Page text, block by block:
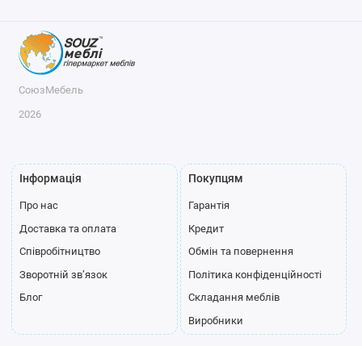
СоюзМебель
2026
Інформація
Про нас
Доставка та оплата
Співробітництво
Зворотній зв’язок
Блог
Покупцям
Гарантія
Кредит
Обмін та повернення
Політика конфіденційності
Складання меблів
Виробники